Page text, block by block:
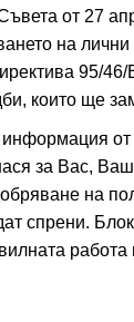
от 27
на
95/
които ще
за Вас,
на
спрени.
работа